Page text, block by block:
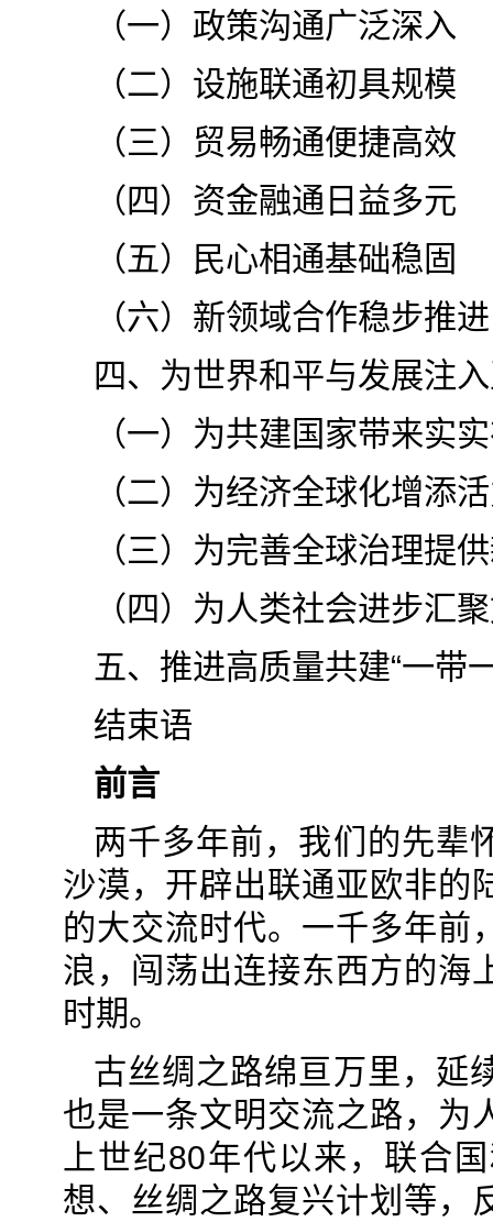
（一）政策沟通广泛深入
（二）设施联通初具规模
（三）贸易畅通便捷高效
（四）资金融通日益多元
（五）民心相通基础稳固
（六）新领域合作稳步推进
四、为世界和平与发展注
（一）为共建国家带来实
（二）为经济全球化增添
（三）为完善全球治理提
（四）为人类社会进步汇
五、推进高质量共建“一带
结束语
前言
两千多年前，我们的先辈
沙漠，开辟出联通亚欧非的
的大交流时代。一千多年前
浪，闯荡出连接东西方的海
时期。
古丝绸之路绵亘万里，延
也是一条文明交流之路，为
上世纪80年代以来，联合
想、丝绸之路复兴计划等，